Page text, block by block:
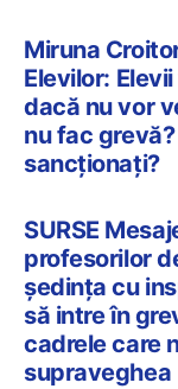
Miruna
Elevilor:
dacă nu vor
nu fac
sancționați?
SURSE
profesorilor
ședința cu
să intre în
cadrele care
supraveghea